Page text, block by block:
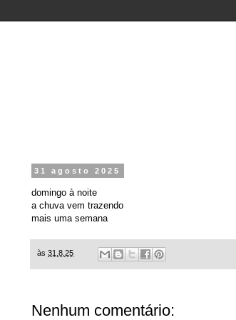
31 agosto 2025
domingo à noite
a chuva vem trazendo
mais uma semana
às 31.8.25
Nenhum comentário: